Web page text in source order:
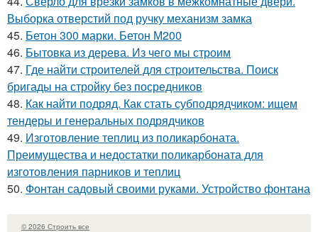
Выборка отверстий под ручку механизм замка
45. Бетон 300 марки. Бетон М200
46. Бытовка из дерева. Из чего мы строим
47. Где найти строителей для строительства. Поиск
бригады на стройку без посредников
48. Как найти подряд. Как стать субподрядчиком: ищем
тендеры и генеральных подрядчиков
49. Изготовление теплиц из поликарбоната.
Преимущества и недостатки поликарбоната для
изготовления парников и теплиц
50. Фонтан садовый своими руками. Устройство фонтана
© 2026 Строить все